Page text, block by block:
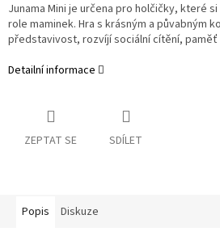
Junama Mini je určena pro holčičky, které
role maminek. Hra s krásným a půvabným
představivost, rozvíjí sociální cítění, paměť
Detailní informace
ZEPTAT SE SDÍLET
Popis Diskuze